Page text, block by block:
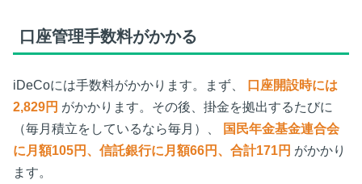
口座管理手数料がかかる
iDeCoには手数料がかかります。まず、
口座開設時には
2,829円 がかかります。その後、掛金を拠出するたびに
（毎月積立をしているなら毎月）、
国民年金基金連合会
に月額105円、信託銀行に月額66円、合計171円 がかかり
ます。